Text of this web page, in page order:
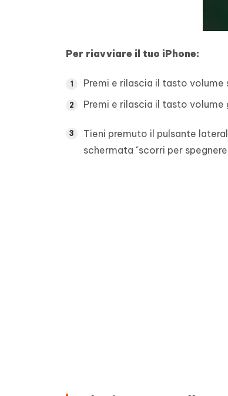
Per riavviare il tuo iPhone:
Premi e rilascia il tasto volume
Premi e rilascia il tasto volume
Tieni premuto il pulsante
schermata "scorri per